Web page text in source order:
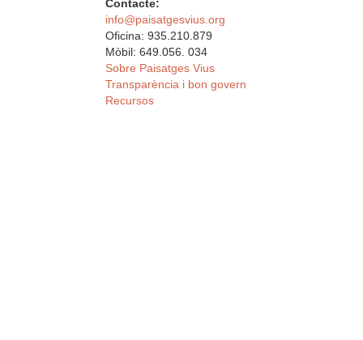
Contacte:
info@paisatgesvius.org
Oficina: 935.210.879
Mòbil: 649.056. 034
Sobre Paisatges Vius
Transparència i bon govern
Recursos